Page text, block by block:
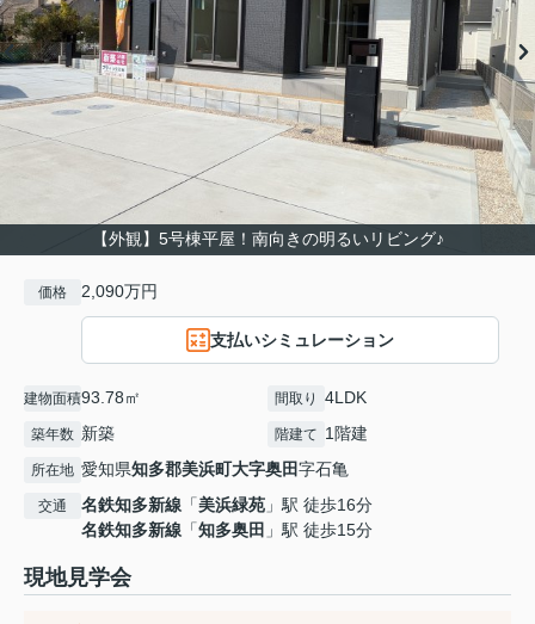
【外観】5号棟平屋！南向きの明るいリビング♪
価格 2,090万円
支払いシミュレーション
建物面積93.78㎡ 間取り 4LDK
築年数 新築 階建て 1階建
所在地 愛知県知多郡美浜町大字奥田字石亀
交通 名鉄知多新線 「美浜緑苑 」駅 徒歩16分
名鉄知多新線 「知多奥田 」駅 徒歩15分
現地見学会